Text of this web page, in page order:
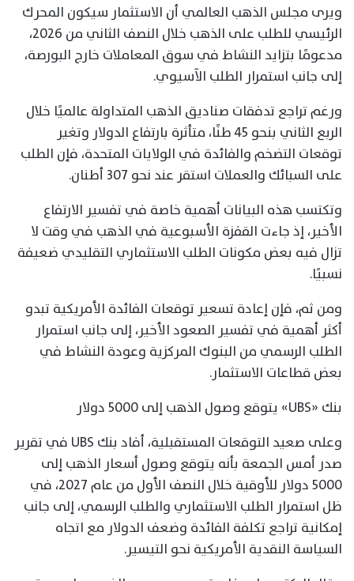
ويرى مجلس الذهب العالمي أن الاستثمار سيكون المحرك
الرئيسي للطلب على الذهب خلال النصف الثاني من 2026،
مدعومًا بتزايد النشاط في سوق المعاملات خارج البورصة،
إلى جانب استمرار الطلب الآسيوي.
ورغم تراجع تدفقات صناديق الذهب المتداولة عالميًا خلال
الربع الثاني بنحو 45 طنًا، متأثرة بارتفاع الدولار وتغير
توقعات التضخم والفائدة في الولايات المتحدة، فإن الطلب
على السبائك والعملات استقر عند نحو 307 أطنان.
وتكتسب هذه البيانات أهمية خاصة في تفسير الارتفاع
الأخير، إذ جاءت القفزة الأسبوعية في الذهب في وقت لا
تزال فيه بعض مكونات الطلب الاستثماري التقليدي ضعيفة
نسبيًا.
ومن ثم، فإن إعادة تسعير توقعات الفائدة الأمريكية تبدو
أكثر أهمية في تفسير الصعود الأخير، إلى جانب استمرار
الطلب الرسمي من البنوك المركزية وعودة النشاط في
بعض قطاعات الاستثمار.
بنك «UBS» يتوقع وصول الذهب إلى 5000 دولار
وعلى صعيد التوقعات المستقبلية، أفاد بنك UBS في تقرير
صدر أمس الجمعة بأنه يتوقع وصول أسعار الذهب إلى
5000 دولار للأوقية خلال النصف الأول من عام 2027، في
ظل استمرار الطلب الاستثماري والطلب الرسمي، إلى جانب
إمكانية تراجع تكلفة الفائدة وضعف الدولار مع اتجاه
السياسة النقدية الأمريكية نحو التيسير.